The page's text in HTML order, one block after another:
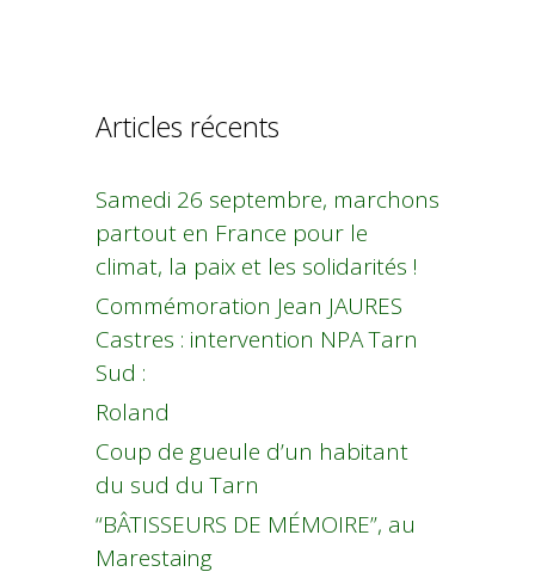
Articles récents
Samedi 26 septembre, marchons
partout en France pour le
climat, la paix et les solidarités !
Commémoration Jean JAURES
Castres : intervention NPA Tarn
Sud :
Roland
Coup de gueule d’un habitant
du sud du Tarn
“BÂTISSEURS DE MÉMOIRE”, au
Marestaing